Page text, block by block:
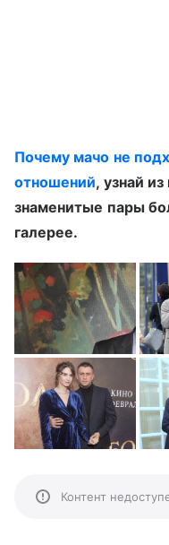
Почему мачо не
отношений, узнай
знаменитые пары
галерее.
Контент